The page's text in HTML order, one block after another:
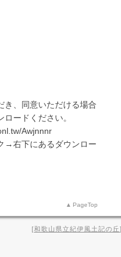
き、同意いただける場合
ードください。
Awjnnnr
→右下にあるダウンロー
PageTop
和歌山県立紀伊風土記の丘